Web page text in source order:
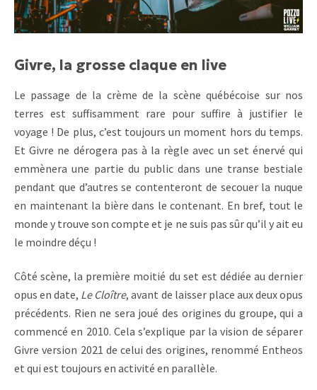
Givre, la grosse claque en live
Le passage de la crème de la scène québécoise sur nos
terres est suffisamment rare pour suffire à justifier le
voyage ! De plus, c’est toujours un moment hors du temps.
Et Givre ne dérogera pas à la règle avec un set énervé qui
emmènera une partie du public dans une transe bestiale
pendant que d’autres se contenteront de secouer la nuque
en maintenant la bière dans le contenant. En bref, tout le
monde y trouve son compte et je ne suis pas sûr qu’il y ait eu
le moindre déçu !
Côté scène, la première moitié du set est dédiée au dernier
opus en date, Le Cloître, avant de laisser place aux deux opus
précédents. Rien ne sera joué des origines du groupe, qui a
commencé en 2010. Cela s’explique par la vision de séparer
Givre version 2021 de celui des origines, renommé Entheos
et qui est toujours en activité en parallèle.